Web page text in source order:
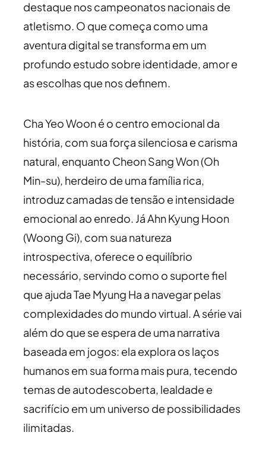
destaque nos campeonatos nacionais de
atletismo. O que começa como uma
aventura digital se transforma em um
profundo estudo sobre identidade, amor e
as escolhas que nos definem.
Cha Yeo Woon é o centro emocional da
história, com sua força silenciosa e carisma
natural, enquanto Cheon Sang Won (Oh
Min-su), herdeiro de uma família rica,
introduz camadas de tensão e intensidade
emocional ao enredo. Já Ahn Kyung Hoon
(Woong Gi), com sua natureza
introspectiva, oferece o equilíbrio
necessário, servindo como o suporte fiel
que ajuda Tae Myung Ha a navegar pelas
complexidades do mundo virtual. A série vai
além do que se espera de uma narrativa
baseada em jogos: ela explora os laços
humanos em sua forma mais pura, tecendo
temas de autodescoberta, lealdade e
sacrifício em um universo de possibilidades
ilimitadas.